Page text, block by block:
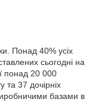
Понад 40% усіх
сьогодні на
понад 20 000
та 37 дочірніх
базами в